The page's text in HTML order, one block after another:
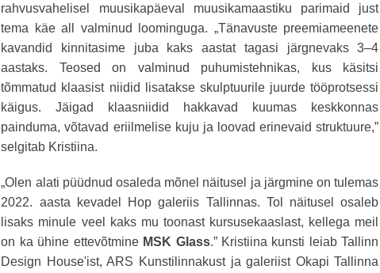
rahvusvahelisel muusikapäeval muusikamaastiku parimaid just
tema käe all valminud loominguga. „Tänavuste preemiameenete
kavandid kinnitasime juba kaks aastat tagasi järgnevaks 3–4
aastaks. Teosed on valminud puhumistehnikas, kus käsitsi
tõmmatud klaasist niidid lisatakse skulptuurile juurde tööprotsessi
käigus. Jäigad klaasniidid hakkavad kuumas keskkonnas
painduma, võtavad eriilmelise kuju ja loovad erinevaid struktuure,”
selgitab Kristiina.
„Olen alati püüdnud osaleda mõnel näitusel ja järgmine on tulemas
2022. aasta kevadel Hop galeriis Tallinnas. Tol näitusel osaleb
lisaks minule veel kaks mu toonast kursusekaaslast, kellega meil
on ka ühine ettevõtmine MSK Glass.” Kristiina kunsti leiab Tallinn
Design House'ist, ARS Kunstilinnakust ja galeriist Okapi Tallinna